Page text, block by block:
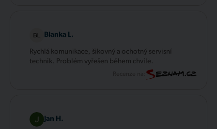
Blanka L.
Rychlá komunikace, šikovný a ochotný servisní
technik. Problém vyřešen během chvíle.
Jan H.